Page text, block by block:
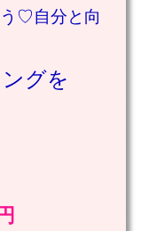
♡自分と向
グを